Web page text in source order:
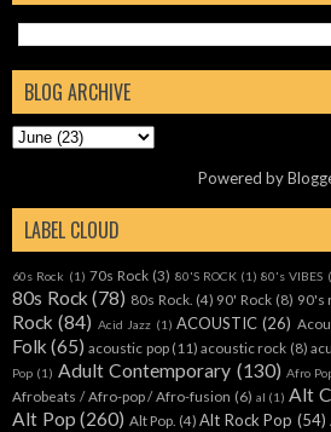
BLOG ARCHIVE
Powered by
LABEL CLOUD
60s Rock (1) 70s Rock (3) 80'S ROCK (1) 80's VIBES
80s Rock (78) 80s Rock. (4) 90' Rock (8) 90's
Rock (84) Acid Jazz (1) ACOUSTIC (26)
Folk (65) acoustic pop (11) acoustic rock (8)
Pop (1) Adult Contemporary (130) Afro
Afrobeats / Afro-pop / Afro-fusion (6) al (1) Alt
Alt Pop (260) Alt Pop. (4) Alt Rock Pop (54)